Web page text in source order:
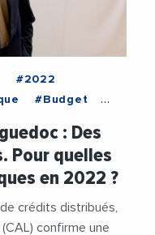
#2022
#Budget
#Economie
#Nimes
#Videos
: Des
Pour quelles
en 2022 ?
crédits distribués,
confirme une